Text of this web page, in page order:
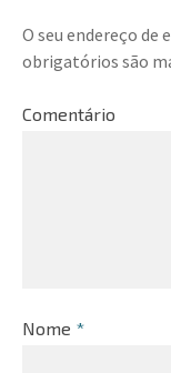
O seu endereço de
obrigatórios são
Comentário
Nome *